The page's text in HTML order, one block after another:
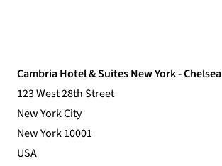
Cambria Hotel & Suites New York - Chelsea
123 West 28th Street
New York City
New York 10001
USA